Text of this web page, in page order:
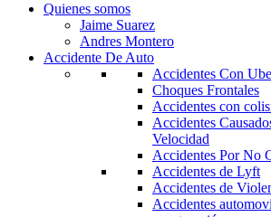
Quienes somos
Jaime Suarez
Andres Montero
Accidente De Auto
Accidentes Con
Choques Frontales
Accidentes con
Accidentes
Velocidad
Accidentes Por No
Accidentes de Lyft
Accidentes de
Accidentes